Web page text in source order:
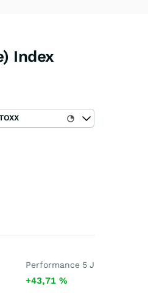
Index
Performance 5 J
+43,71 %